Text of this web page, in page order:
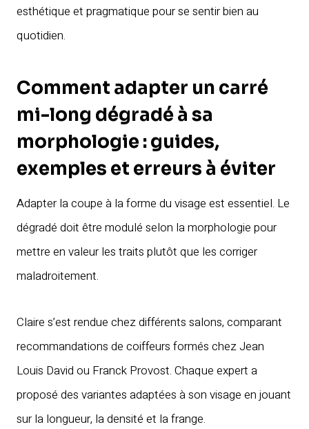
esthétique et pragmatique pour se sentir bien au
quotidien.
Comment adapter un carré
mi-long dégradé à sa
morphologie : guides,
exemples et erreurs à éviter
Adapter la coupe à la forme du visage est essentiel. Le
dégradé doit être modulé selon la morphologie pour
mettre en valeur les traits plutôt que les corriger
maladroitement.
Claire s’est rendue chez différents salons, comparant
recommandations de coiffeurs formés chez Jean
Louis David ou Franck Provost. Chaque expert a
proposé des variantes adaptées à son visage en jouant
sur la longueur, la densité et la frange.